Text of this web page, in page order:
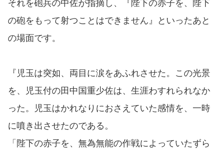
それを砲兵の中佐が指摘し、『陛下の赤子を、陛下
の砲をもって射つことはできません』といったあと
の場面です。
『児玉は突如、両目に涙をあふれさせた。この光景
を、児玉付の田中国重少佐は、生涯わすれられなか
った。児玉はかれなりにおさえていた感情を、一時
に噴き出させたのである。
「陛下の赤子を、無為無能の作戦によっていたずら